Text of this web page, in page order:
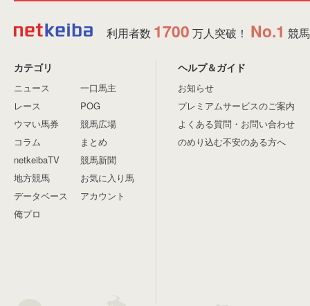
利用者数 1700 万人突破！ No.1 競
カテゴリ
ニュース
レース
ウマい馬券
コラム
netkeibaTV
地方競馬
データベース
俺プロ
一口馬主
POG
競馬広場
まとめ
競馬新聞
お気に入り馬
アカウント
ヘルプ＆ガイド
お知らせ
プレミアムサービスのご案内
よくある質問・お問い合わせ
のめり込む不安のある方へ